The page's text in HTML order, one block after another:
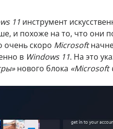
11 инструмент
и похоже на то, что они
очень скоро Microsoft
в Windows 11. На это
нового блока «Microsoft